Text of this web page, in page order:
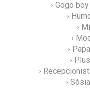
› Gogo
›
›
›
›
›
›
›